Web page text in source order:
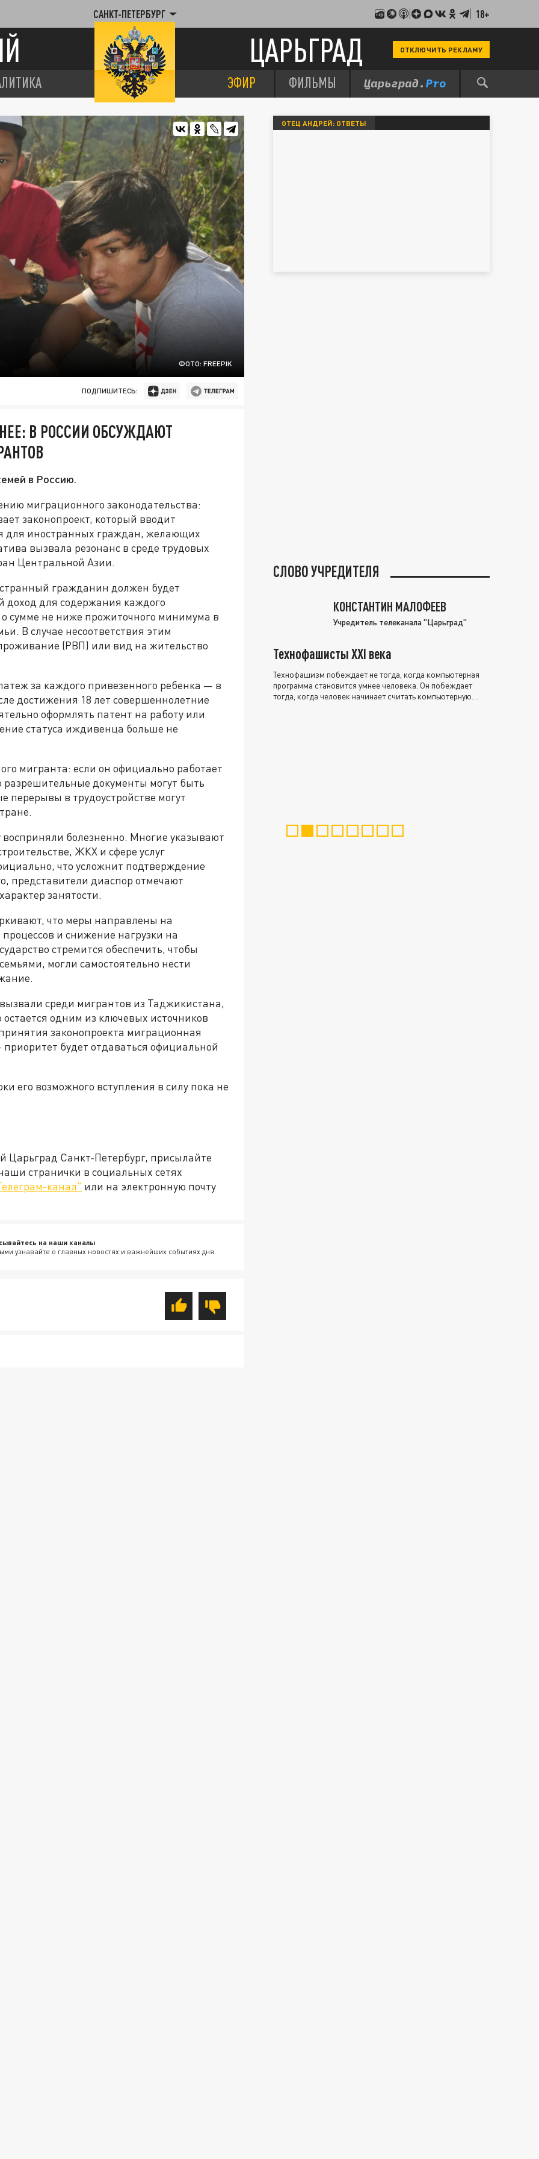
САНКТ-ПЕТЕРБУРГ 18+
ЦАРЬГРАД ОТКЛЮЧИТЬ РЕКЛАМУ
ЭФИР ФИЛЬМЫ
ФОТО: FREEPIK
ПОДПИШИТЕСЬ:
В РОССИИ ОБСУЖДАЮТ
в Россию.
миграционного законодательства:
законопроект, который вводит
для иностранных граждан, желающих
вызвала резонанс в среде трудовых
Центральной Азии.
гражданин должен будет
для содержания каждого
сумме не ниже прожиточного минимума в
В случае несоответствия этим
(РВП) или вид на жительство
за каждого привезенного ребенка — в
достижения 18 лет совершеннолетние
оформлять патент на работу или
статуса иждивенца больше не
мигранта: если он официально работает
разрешительные документы могут быть
в трудоустройстве могут
болезненно. Многие указывают
ЖКХ и сфере услуг
что усложнит подтверждение
представители диаспор отмечают
занятости.
что меры направлены на
и снижение нагрузки на
стремится обеспечить, чтобы
могли самостоятельно нести
среди мигрантов из Таджикистана,
одним из ключевых источников
законопроекта миграционная
будет отдаваться официальной
его возможного вступления в силу пока не
Царьград Санкт-Петербург, присылайте
странички в социальных сетях
канал" или на электронную почту
на наши каналы
узнавайте о главных новостях и важнейших событиях дня.
ОТЕЦ АНДРЕЙ: ОТВЕТЫ
СЛОВО УЧРЕДИТЕЛЯ
КОНСТАНТИН МАЛОФЕЕВ
Учредитель телеканала "Царьград"
Технофашисты XXI века
Технофашизм побеждает не тогда, когда компьютерная
программа становится умнее человека. Он побеждает
тогда, когда человек начинает считать компьютерную